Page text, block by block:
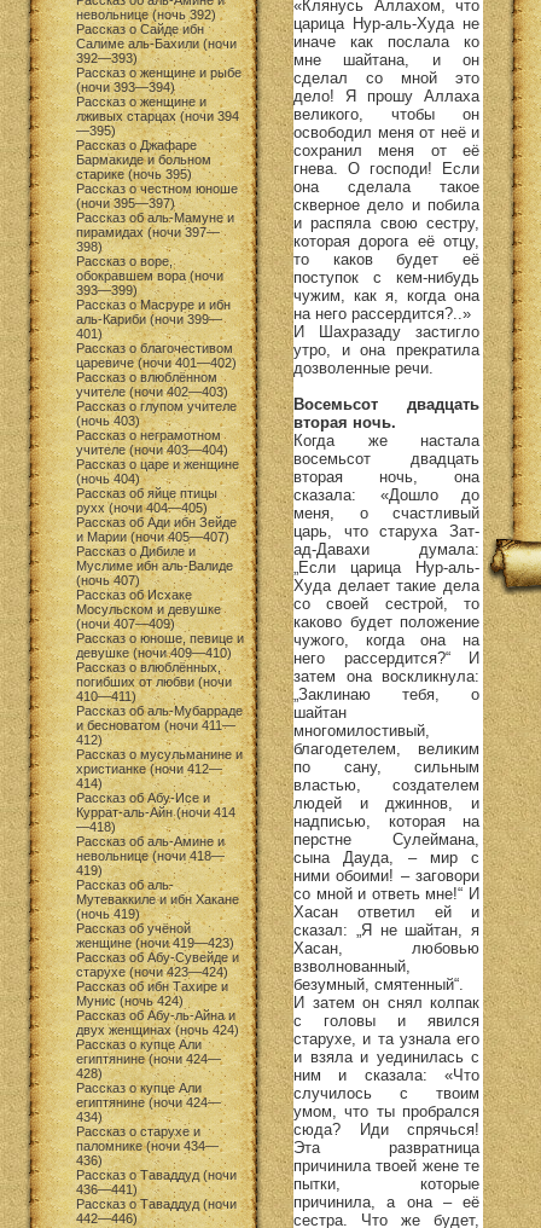
невольнице (ночь 392)
Рассказ о Сайде ибн
Салиме аль-Бахили (ночи
392—393)
Рассказ о женщине и рыбе
(ночи 393—394)
Рассказ о женщине и
лживых старцах (ночи 394
—395)
Рассказ о Джафаре
Бармакиде и больном
старике (ночь 395)
Рассказ о честном юноше
(ночи 395—397)
Рассказ об аль-Мамуне и
пирамидах (ночи 397—
398)
Рассказ о воре,
обокравшем вора (ночи
393—399)
Рассказ о Масруре и ибн
аль-Кариби (ночи 399—
401)
Рассказ о благочестивом
царевиче (ночи 401—402)
Рассказ о влюблённом
учителе (ночи 402—403)
Рассказ о глупом учителе
(ночь 403)
Рассказ о неграмотном
учителе (ночи 403—404)
Рассказ о царе и женщине
(ночь 404)
Рассказ об яйце птицы
рухх (ночи 404—405)
Рассказ об Ади ибн Зейде
и Марии (ночи 405—407)
Рассказ о Дибиле и
Муслиме ибн аль-Валиде
(ночь 407)
Рассказ об Исхаке
Мосульском и девушке
(ночи 407—409)
Рассказ о юноше, певице и
девушке (ночи 409—410)
Рассказ о влюблённых,
погибших от любви (ночи
410—411)
Рассказ об аль-Мубарраде
и бесноватом (ночи 411—
412)
Рассказ о мусульманине и
христианке (ночи 412—
414)
Рассказ об Абу-Исе и
Куррат-аль-Айн (ночи 414
—418)
Рассказ об аль-Амине и
невольнице (ночи 418—
419)
Рассказ об аль-
Мутеваккиле и ибн Хакане
(ночь 419)
Рассказ об учёной
женщине (ночи 419—423)
Рассказ об Абу-Сувейде и
старухе (ночи 423—424)
Рассказ об ибн Тахире и
Мунис (ночь 424)
Рассказ об Абу-ль-Айна и
двух женщинах (ночь 424)
Рассказ о купце Али
египтянине (ночи 424—
428)
Рассказ о купце Али
египтянине (ночи 424—
434)
Рассказ о старухе и
паломнике (ночи 434—
436)
Рассказ о Таваддуд (ночи
436—441)
Рассказ о Таваддуд (ночи
442—446)
«Клянусь Аллахом, что
царица Нур-аль-Худа не
иначе как послала ко
мне шайтана, и он
сделал со мной это
дело! Я прошу Аллаха
великого, чтобы он
освободил меня от неё и
сохранил меня от её
гнева. О господи! Если
она сделала такое
скверное дело и побила
и распяла свою сестру,
которая дорога её отцу,
то каков будет её
поступок с кем-нибудь
чужим, как я, когда она
на него рассердится?..»
И Шахразаду застигло
утро, и она прекратила
дозволенные речи.
Восемьсот двадцать
вторая ночь.
Когда же настала
восемьсот двадцать
вторая ночь, она
сказала: «Дошло до
меня, о счастливый
царь, что старуха Зат-
ад-Давахи думала:
„Если царица Нур-аль-
Худа делает такие дела
со своей сестрой, то
каково будет положение
чужого, когда она на
него рассердится?“ И
затем она воскликнула:
„Заклинаю тебя, о
шайтан
многомилостивый,
благодетелем, великим
по сану, сильным
властью, создателем
людей и джиннов, и
надписью, которая на
перстне Сулеймана,
сына Дауда, – мир с
ними обоими! – заговори
со мной и ответь мне!“ И
Хасан ответил ей и
сказал: „Я не шайтан, я
Хасан, любовью
взволнованный,
безумный, смятенный“.
И затем он снял колпак
с головы и явился
старухе, и та узнала его
и взяла и уединилась с
ним и сказала: «Что
случилось с твоим
умом, что ты пробрался
сюда? Иди спрячься!
Эта развратница
причинила твоей жене те
пытки, которые
причинила, а она – её
сестра. Что же будет,